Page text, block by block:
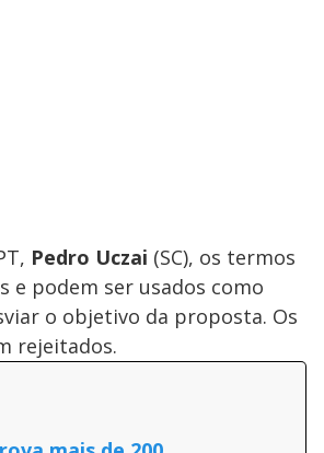
Pedro Uczai (SC), os termos
e podem ser usados como
o objetivo da proposta. Os
rejeitados.